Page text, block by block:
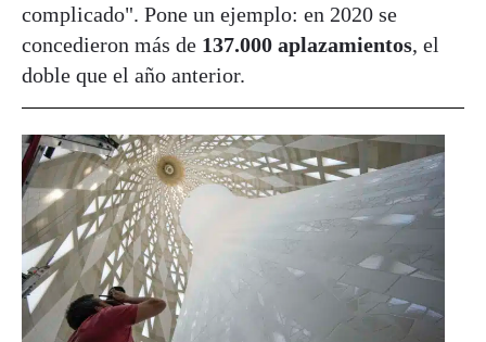
complicado". Pone un ejemplo: en 2020 se
concedieron más de 137.000 aplazamientos, el
doble que el año anterior.